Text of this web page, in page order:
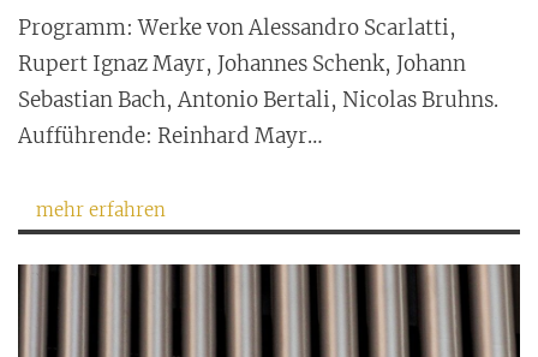
Programm: Werke von Alessandro Scarlatti,
Rupert Ignaz Mayr, Johannes Schenk, Johann
Sebastian Bach, Antonio Bertali, Nicolas Bruhns.
Aufführende: Reinhard Mayr…
mehr erfahren